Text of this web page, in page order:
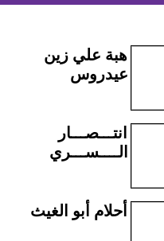
هبة علي زين
عيدروس
انتـــصـــار
الــــســـري
أحلام أبو الغيث